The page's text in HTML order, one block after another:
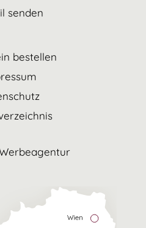
senden
bestellen